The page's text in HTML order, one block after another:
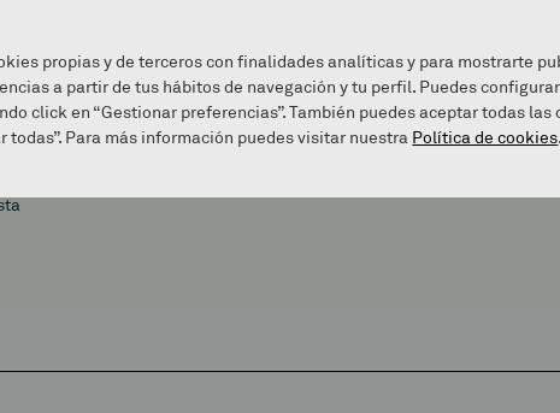
EZAGUTU GAITZAZU
propias y de terceros con finalidades analíticas y para mostrarte
a partir de tus hábitos de navegación y tu perfil. Puedes
click en “Gestionar preferencias”. También puedes aceptar todas las
todas”. Para más información puedes visitar nuestra Política de cookies.